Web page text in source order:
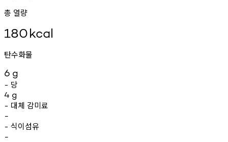
총 열량
180kcal
탄수화물
6 g
- 당
4 g
- 대체 감미료
-
- 식이섬유
-